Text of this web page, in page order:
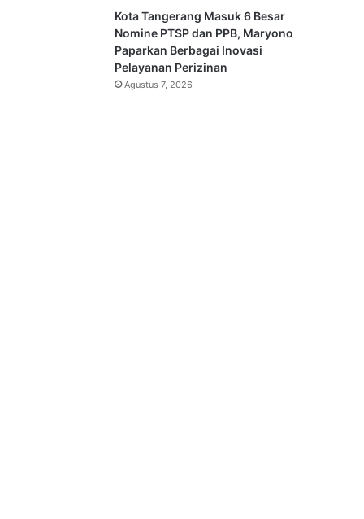
Kota Tangerang Masuk 6 Besar
Nomine PTSP dan PPB, Maryono
Paparkan Berbagai Inovasi
Pelayanan Perizinan
Agustus 7, 2026